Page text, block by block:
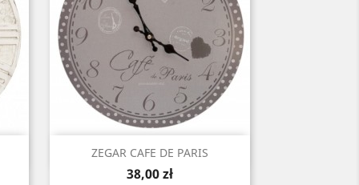
ZEGAR CAFE DE PARIS
Cena
38,00 zł
Szybki podgląd